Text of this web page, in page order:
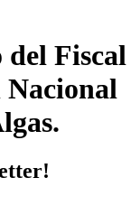
del Fiscal
Nacional